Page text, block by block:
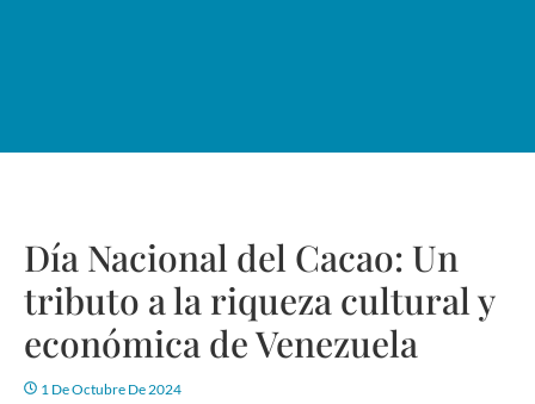
Día Nacional del Cacao: Un
tributo a la riqueza cultural y
económica de Venezuela
1 De Octubre De 2024